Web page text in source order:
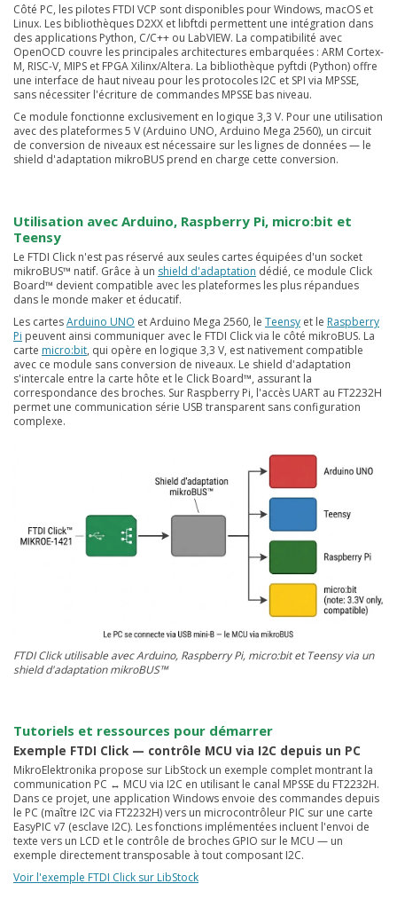
Côté PC, les pilotes FTDI VCP sont disponibles pour Windows, macOS et
Linux. Les bibliothèques D2XX et libftdi permettent une intégration dans
des applications Python, C/C++ ou LabVIEW. La compatibilité avec
OpenOCD couvre les principales architectures embarquées : ARM Cortex-
M, RISC-V, MIPS et FPGA Xilinx/Altera. La bibliothèque pyftdi (Python) offre
une interface de haut niveau pour les protocoles I2C et SPI via MPSSE,
sans nécessiter l'écriture de commandes MPSSE bas niveau.
Ce module fonctionne exclusivement en logique 3,3 V. Pour une utilisation
avec des plateformes 5 V (Arduino UNO, Arduino Mega 2560), un circuit
de conversion de niveaux est nécessaire sur les lignes de données — le
shield d'adaptation mikroBUS prend en charge cette conversion.
Utilisation avec Arduino, Raspberry Pi, micro:bit et
Teensy
Le FTDI Click n'est pas réservé aux seules cartes équipées d'un socket
mikroBUS™ natif. Grâce à un shield d'adaptation dédié, ce module Click
Board™ devient compatible avec les plateformes les plus répandues
dans le monde maker et éducatif.
Les cartesArduino UNO et Arduino Mega 2560, le Teensy et le Raspberry
Pi peuvent ainsi communiquer avec le FTDI Click via le côté mikroBUS. La
carte micro:bit, qui opère en logique 3,3 V, est nativement compatible
avec ce module sans conversion de niveaux. Le shield d'adaptation
s'intercale entre la carte hôte et le Click Board™, assurant la
correspondance des broches. Sur Raspberry Pi, l'accès UART au FT2232H
permet une communication série USB transparent sans configuration
complexe.
FTDI Click utilisable avec Arduino, Raspberry Pi, micro:bit et Teensy via un
shield d'adaptation mikroBUS™
Tutoriels et ressources pour démarrer
Exemple FTDI Click — contrôle MCU via I2C depuis un PC
MikroElektronika propose sur LibStock un exemple complet montrant la
communication PC ↔ MCU via I2C en utilisant le canal MPSSE du FT2232H.
Dans ce projet, une application Windows envoie des commandes depuis
le PC (maître I2C via FT2232H) vers un microcontrôleur PIC sur une carte
EasyPIC v7 (esclave I2C). Les fonctions implémentées incluent l'envoi de
texte vers un LCD et le contrôle de broches GPIO sur le MCU — un
exemple directement transposable à tout composant I2C.
Voir l'exemple FTDI Click sur LibStock